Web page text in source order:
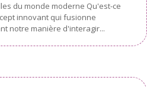
du monde moderne Qu'est-ce
innovant qui fusionne
notre manière d'interagir...